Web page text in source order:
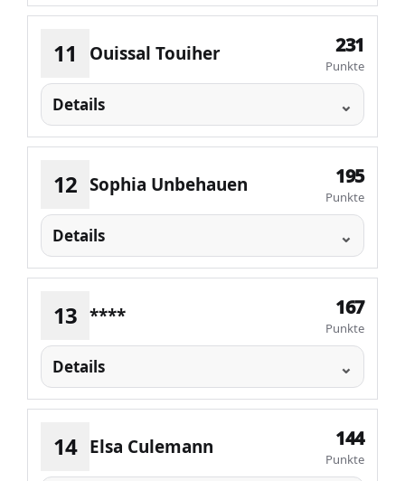
11 Ouissal Touiher 231
Punkte
Details
12 Sophia Unbehauen 195
Punkte
Details
13 **** 167
Punkte
Details
14 Elsa Culemann 144
Punkte